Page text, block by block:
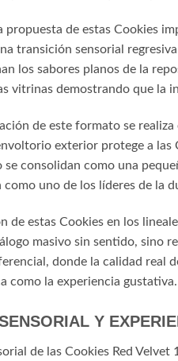
propuesta de estas Cookies
transición sensorial
los sabores planos de la
vitrinas demostrando que la
de este formato se
exterior protege a las
consolidan como una
como uno de los líderes de la
de estas Cookies en los
masivo sin sentido, sino
donde la calidad real
como la experiencia gustativa.
Y
de las Cookies Red